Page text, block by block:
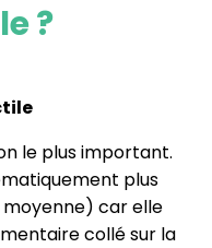
?
le plus important.
plus
car elle
collé sur la